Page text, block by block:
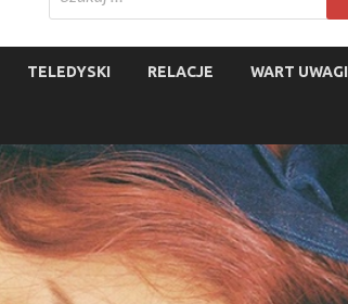
TELEDYSKI RELACJE WART UWAGI